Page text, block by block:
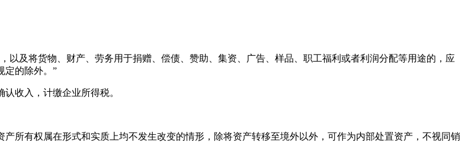
以及将货物、财产、劳务用于捐赠、偿债、赞助、集资、广告、样品、职工福利或者利润分配等用途的，应
定的除外。”
收入，计缴企业所得税。
所有权属在形式和实质上均不发生改变的情形，除将资产转移至境外以外，可作为内部处置资产，不视同销